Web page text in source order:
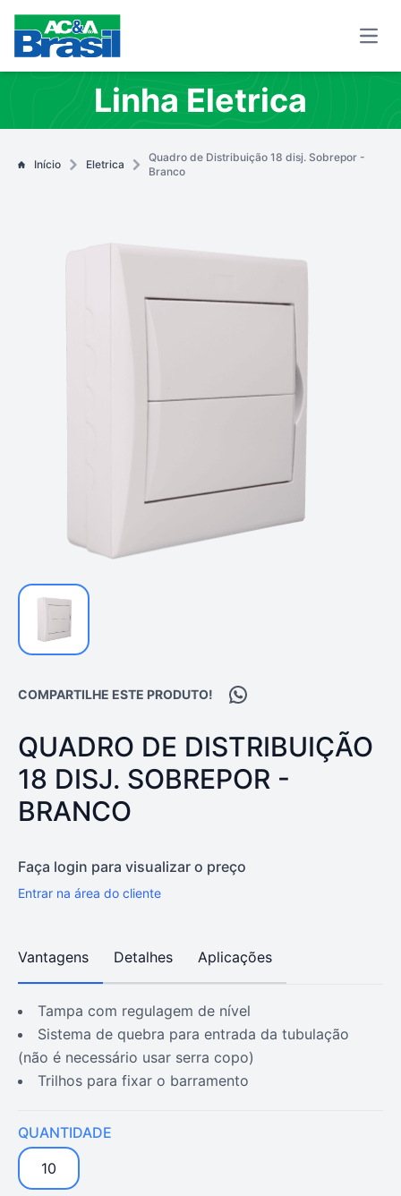
Linha Eletrica
Início Eletrica
Quadro de Distribuição 18 disj. Sobrepor -
Branco
COMPARTILHE ESTE PRODUTO! Compartilhar no
PRODUTO:
QUADRO DE DISTRIBUIÇÃO
18 DISJ. SOBREPOR -
BRANCO
Faça login para visualizar o preço
Entrar na área do cliente
Vantagens Detalhes Aplicações
tampa com regulagem de nível
sistema de quebra para entrada da tubulação
(não é necessário usar serra copo)
trilhos para fixar o barramento
QUANTIDADE
10